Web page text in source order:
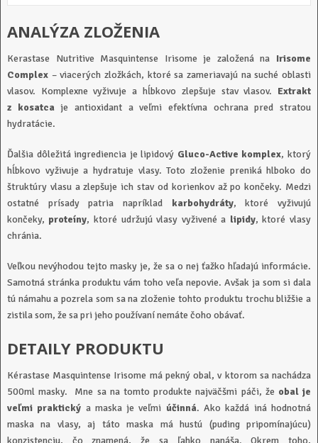
ANALÝZA ZLOŽENIA
Kerastase Nutritive Masquintense Irisome je založená na Irisome
Complex– viacerých zložkách, ktoré sa zameriavajú na suché oblasti
vlasov. Komplexne vyživuje a hĺbkovo zlepšuje stav vlasov. Extrakt
z kosatca je antioxidant a veľmi efektívna ochrana pred stratou
hydratácie.
Ďalšia dôležitá ingrediencia je lipidový Gluco-Active komplex, ktorý
hĺbkovo vyživuje a hydratuje vlasy. Toto zloženie preniká hlboko do
štruktúry vlasu a zlepšuje ich stav od korienkov až po končeky. Medzi
ostatné prísady patria napríklad karbohydráty, ktoré vyživujú
končeky, proteíny, ktoré udržujú vlasy vyživené a lipidy, ktoré vlasy
chránia.
Veľkou nevýhodou tejto masky je, že sa o nej ťažko hľadajú informácie.
Samotná stránka produktu vám toho veľa nepovie. Avšak ja som si dala
tú námahu a pozrela som sa na zloženie tohto produktu trochu bližšie a
zistila som, že sa pri jeho používaní nemáte čoho obávať.
DETAILY PRODUKTU
Kérastase Masquintense Irisome má pekný obal, v ktorom sa nachádza
500ml masky. Mne sa na tomto produkte najväčšmi páči, že obal je
veľmi praktický a maska je veľmi účinná. Ako každá iná hodnotná
maska na vlasy, aj táto maska má hustú (puding pripomínajúcu)